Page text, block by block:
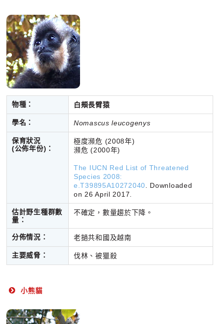
物種： 白頰長臂猿
學名： Nomascus leucogenys
保育狀況
(公佈年份)：
極度瀕危 (2008年)
瀕危 (2000年)
The IUCN Red List of Threatened
Species 2008:
e.T39895A10272040 . Downloaded
on 26 April 2017.
估計野生種群數
量：
不確定，數量趨於下降。
分佈情況： 老撾共和國及越南
主要威脅： 伐林、被獵殺
小熊貓